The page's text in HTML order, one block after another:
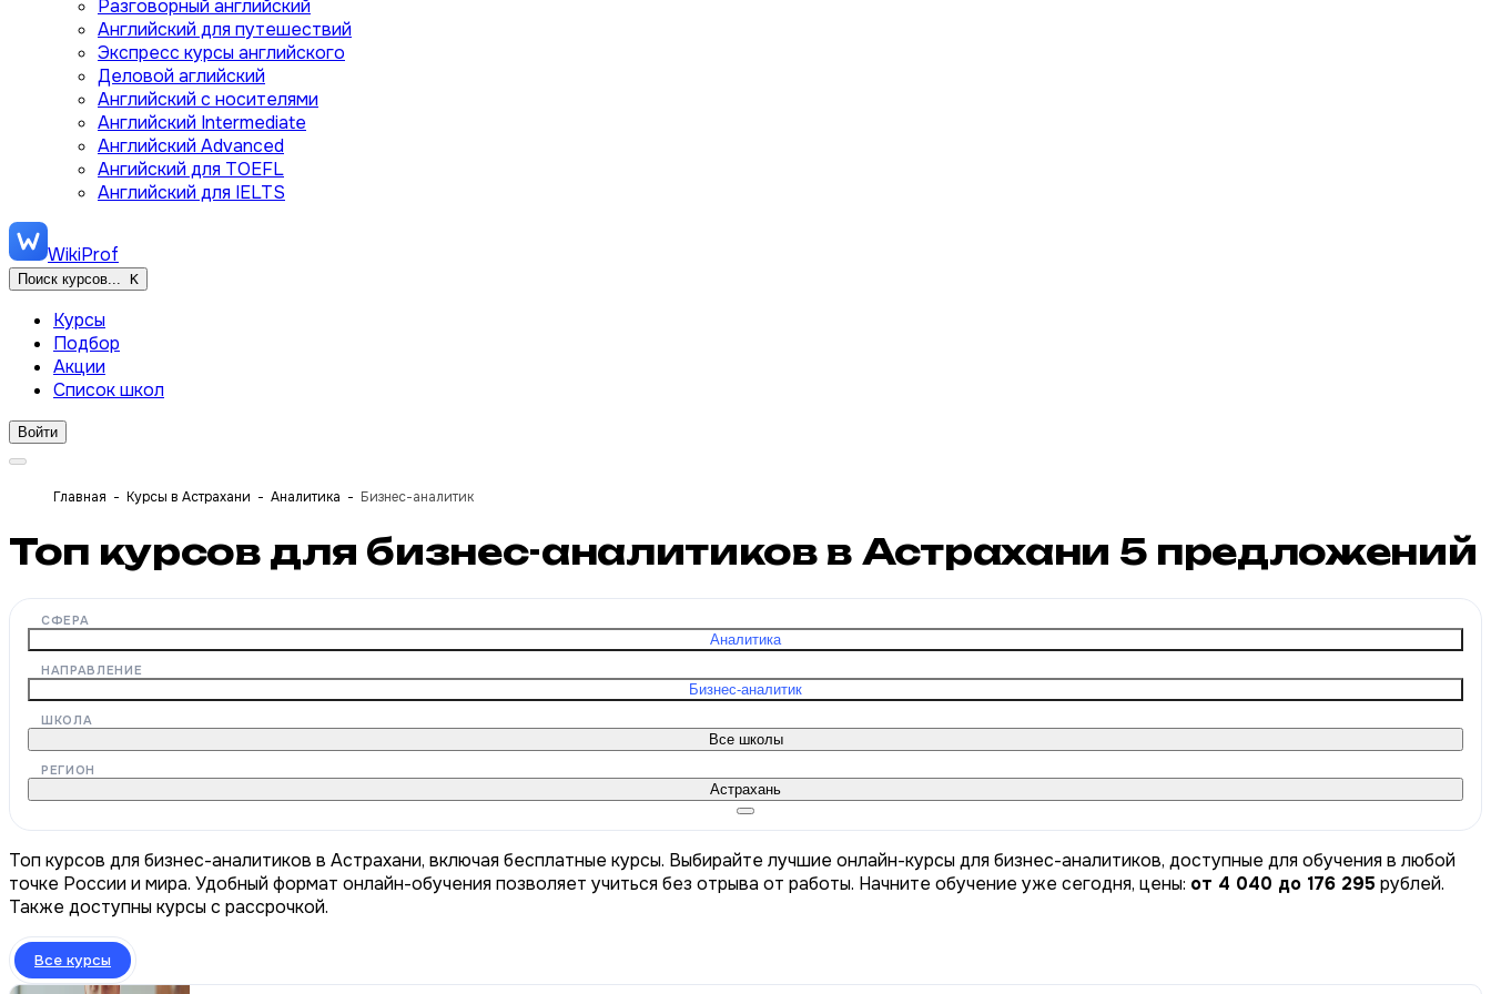
Разговорный английский
Английский для путешествий
Экспресс курсы английского
Деловой аглийский
Английский с носителями
Английский Intermediate
Английский Advanced
Ангийский для TOEFL
Английский для IELTS
WikiProf
Поиск курсов... K
Курсы
Подбор
Акции
Список школ
Войти
Главная Курсы в Астрахани Аналитика Бизнес-аналитик
Топ курсов для бизнес-аналитиков в Астрахани 5 предложений
СФЕРА
Аналитика
НАПРАВЛЕНИЕ
Бизнес-аналитик
ШКОЛА
Все школы
РЕГИОН
Астрахань
Топ курсов для бизнес-аналитиков в Астрахани, включая бесплатные курсы. Выбирайте лучшие онлайн-курсы для бизнес-аналитиков, доступные для обучения в любой
точке России и мира. Удобный формат онлайн-обучения позволяет учиться без отрыва от работы. Начните обучение уже сегодня, цены: от 4 040 до 176 295 рублей.
Также доступны курсы с рассрочкой.
Все курсы